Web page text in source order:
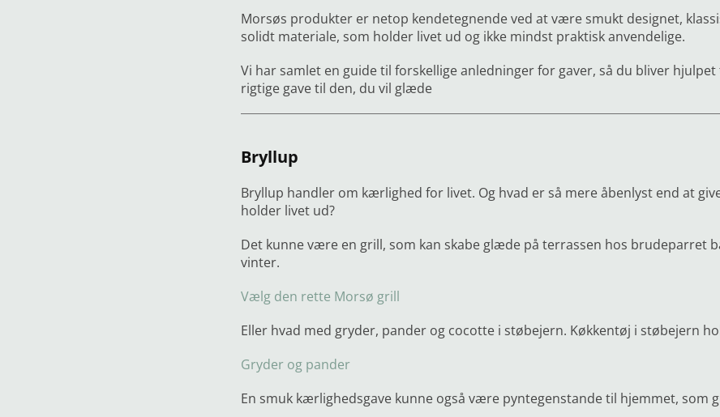
Morsøs produkter er netop kendetegnende ved at være smukt designet,
solidt materiale, som holder livet ud og ikke mindst praktisk anvendelige.
Vi har samlet en guide til forskellige anledninger for gaver, så du bliver
rigtige gave til den, du vil glæde
Bryllup
Bryllup handler om kærlighed for livet. Og hvad er så mere åbenlyst end at
holder livet ud?
Det kunne være en grill, som kan skabe glæde på terrassen hos brudeparret
vinter.
Vælg den rette Morsø grill
Eller hvad med gryder, pander og cocotte i støbejern. Køkkentøj i støbejern
Gryder og pander
En smuk kærlighedsgave kunne også være pyntegenstande til hjemmet, som